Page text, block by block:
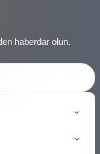
haberdar olun.